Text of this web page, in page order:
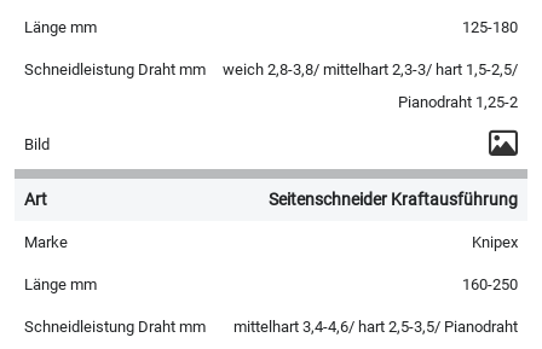
125-180
weich 2,8-3,8/ mittelhart 2,3-3/ hart 1,5-2,5/
Pianodraht 1,25-2
Seitenschneider Kraftausführung
Knipex
160-250
mittelhart 3,4-4,6/ hart 2,5-3,5/ Pianodraht